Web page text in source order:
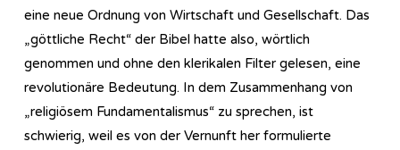
eine neue Ordnung von Wirtschaft und Gesellschaft. Das
„göttliche Recht“ der Bibel hatte also, wörtlich
genommen und ohne den klerikalen Filter gelesen, eine
revolutionäre Bedeutung. In dem Zusammenhang von
„religiösem Fundamentalismus“ zu sprechen, ist
schwierig, weil es von der Vernunft her formulierte